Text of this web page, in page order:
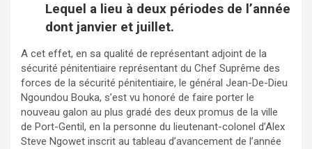
Lequel a lieu à deux périodes de l’année
dont janvier et juillet.
A cet effet, en sa qualité de représentant adjoint de la
sécurité pénitentiaire représentant du Chef Suprême des
forces de la sécurité pénitentiaire, le général Jean-De-Dieu
Ngoundou Bouka, s’est vu honoré de faire porter le
nouveau galon au plus gradé des deux promus de la ville
de Port-Gentil, en la personne du lieutenant-colonel d’Alex
Steve Ngowet inscrit au tableau d’avancement de l’année